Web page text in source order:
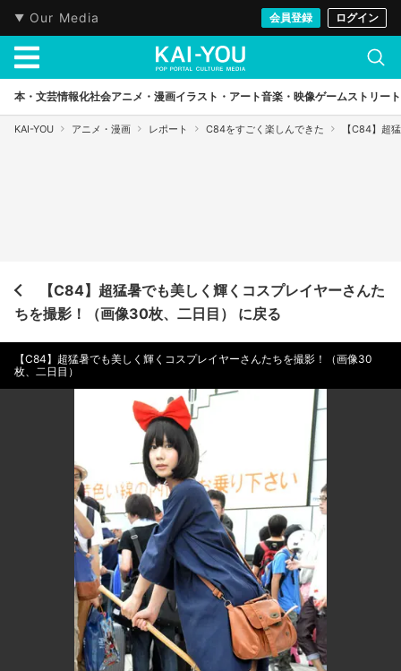
Our Media 会員登録 ログイン
本・文芸情報化社会アニメ・漫画イラスト・アート音楽・映像ゲームストリート
KAI-YOU アニメ・漫画 レポート C84をすごく楽しんできた 【C84】超
【C84】超猛暑でも美しく輝くコスプレイヤーさんた
ちを撮影！（画像30枚、二日目） に戻る
【C84】超猛暑でも美しく輝くコスプレイヤーさんたちを撮影！（画像30
枚、二日目）